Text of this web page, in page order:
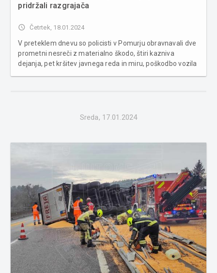
pridržali razgrajača
access_time Četrtek, 18.01.2024
V preteklem dnevu so policisti v Pomurju obravnavali dve
prometni nesreči z materialno škodo, štiri kazniva
dejanja, pet kršitev javnega reda in miru, poškodbo vozila
Sreda, 17.01.2024